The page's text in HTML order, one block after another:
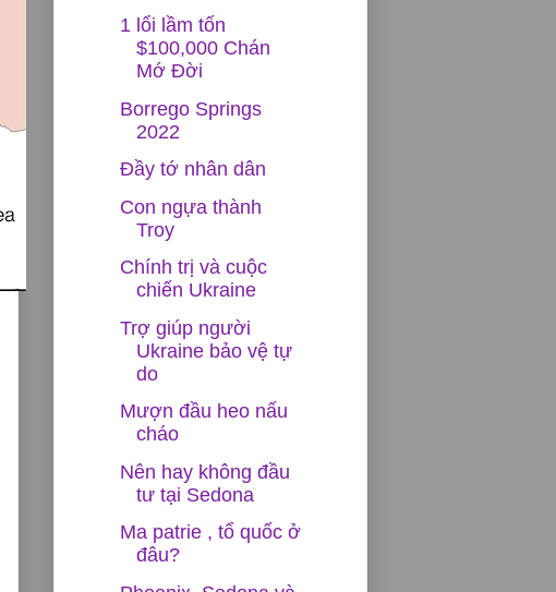
1 lổi lầm tốn
$100,000 Chán
Mớ Đời
Borrego Springs
2022
Đầy tớ nhân dân
Con ngựa thành
Troy
Chính trị và cuộc
chiến Ukraine
Trợ giúp người
Ukraine bảo vệ tự
do
Mượn đầu heo nấu
cháo
Nên hay không đầu
tư tại Sedona
Ma patrie , tổ quốc ở
đâu?